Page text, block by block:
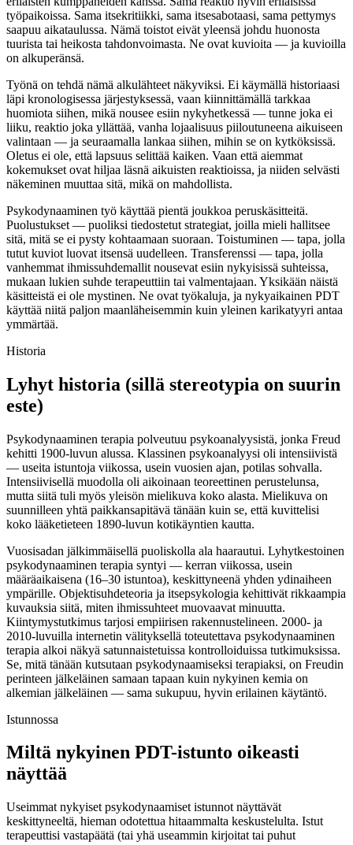
työpaikoissa. Sama itsekritiikki, sama itsesabotaasi, sama pettymys
saapuu aikataulussa. Nämä toistot eivät yleensä johdu huonosta
tuurista tai heikosta tahdonvoimasta. Ne ovat kuvioita — ja kuvioilla
on alkuperänsä.
Työnä on tehdä nämä alkulähteet näkyviksi. Ei käymällä historiaasi
läpi kronologisessa järjestyksessä, vaan kiinnittämällä tarkkaa
huomiota siihen, mikä nousee esiin nykyhetkessä — tunne joka ei
liiku, reaktio joka yllättää, vanha lojaalisuus piiloutuneena aikuiseen
valintaan — ja seuraamalla lankaa siihen, mihin se on kytköksissä.
Oletus ei ole, että lapsuus selittää kaiken. Vaan että aiemmat
kokemukset ovat hiljaa läsnä aikuisten reaktioissa, ja niiden selvästi
näkeminen muuttaa sitä, mikä on mahdollista.
Psykodynaaminen työ käyttää pientä joukkoa peruskäsitteitä.
Puolustukset — puoliksi tiedostetut strategiat, joilla mieli hallitsee
sitä, mitä se ei pysty kohtaamaan suoraan. Toistuminen — tapa, jolla
tutut kuviot luovat itsensä uudelleen. Transferenssi — tapa, jolla
vanhemmat ihmissuhdemallit nousevat esiin nykyisissä suhteissa,
mukaan lukien suhde terapeuttiin tai valmentajaan. Yksikään näistä
käsitteistä ei ole mystinen. Ne ovat työkaluja, ja nykyaikainen PDT
käyttää niitä paljon maanläheisemmin kuin yleinen karikatyyri antaa
ymmärtää.
Historia
Lyhyt historia (sillä stereotypia on suurin
este)
Psykodynaaminen terapia polveutuu psykoanalyysistä, jonka Freud
kehitti 1900-luvun alussa. Klassinen psykoanalyysi oli intensiivistä
— useita istuntoja viikossa, usein vuosien ajan, potilas sohvalla.
Intensiivisellä muodolla oli aikoinaan teoreettinen perustelunsa,
mutta siitä tuli myös yleisön mielikuva koko alasta. Mielikuva on
suunnilleen yhtä paikkansapitävä tänään kuin se, että kuvittelisi
koko lääketieteen 1890-luvun kotikäyntien kautta.
Vuosisadan jälkimmäisellä puoliskolla ala haarautui. Lyhytkestoinen
psykodynaaminen terapia syntyi — kerran viikossa, usein
määräaikaisena (16–30 istuntoa), keskittyneenä yhden ydinaiheen
ympärille. Objektisuhdeteoria ja itsepsykologia kehittivät rikkaampia
kuvauksia siitä, miten ihmissuhteet muovaavat minuutta.
Kiintymystutkimus tarjosi empiirisen rakennustelineen. 2000- ja
2010-luvuilla internetin välityksellä toteutettava psykodynaaminen
terapia alkoi näkyä satunnaistetuissa kontrolloiduissa tutkimuksissa.
Se, mitä tänään kutsutaan psykodynaamiseksi terapiaksi, on Freudin
perinteen jälkeläinen samaan tapaan kuin nykyinen kemia on
alkemian jälkeläinen — sama sukupuu, hyvin erilainen käytäntö.
Istunnossa
Miltä nykyinen PDT-istunto oikeasti
näyttää
Useimmat nykyiset psykodynaamiset istunnot näyttävät
keskittyneeltä, hieman odotettua hitaammalta keskustelulta. Istut
terapeuttisi vastapäätä (tai yhä useammin kirjoitat tai puhut